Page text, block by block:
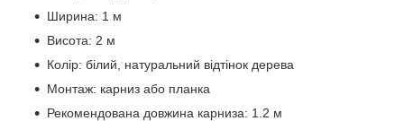
Ширина: 1 м
Висота: 2 м
Колір: білий, натуральний відтінок дерева
Монтаж: карниз або планка
Рекомендована довжина карниза: 1.2 м